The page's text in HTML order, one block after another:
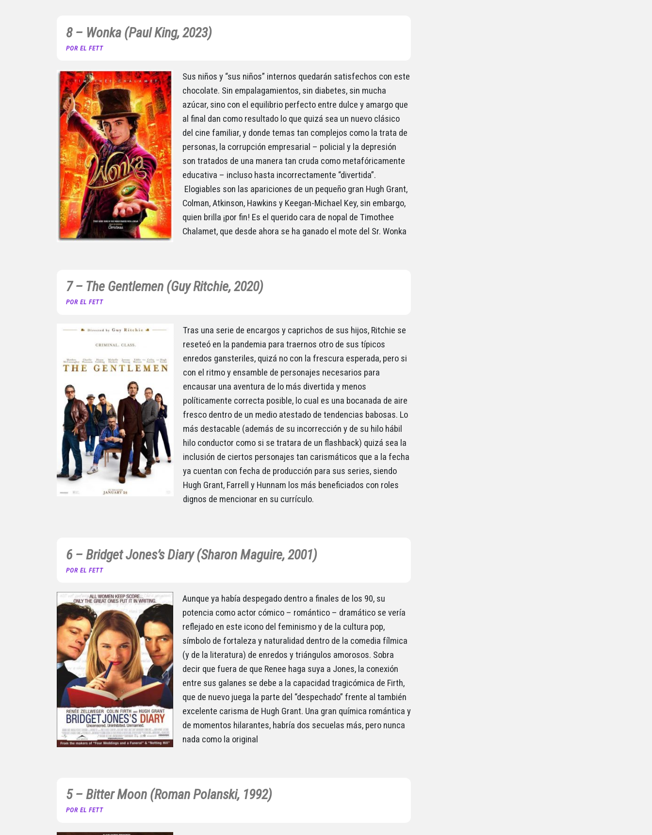
8 – Wonka (Paul King, 2023)
POR EL FETT
Sus niños y “sus niños” internos quedarán satisfechos con este
chocolate. Sin empalagamientos, sin diabetes, sin mucha
azúcar, sino con el equilibrio perfecto entre dulce y amargo que
al final dan como resultado lo que quizá sea un nuevo clásico
del cine familiar, y donde temas tan complejos como la trata de
personas, la corrupción empresarial – policial y la depresión
son tratados de una manera tan cruda como metafóricamente
educativa – incluso hasta incorrectamente “divertida”.
Elogiables son las apariciones de un pequeño gran Hugh Grant,
Colman, Atkinson, Hawkins y Keegan-Michael Key, sin embargo,
quien brilla ¡por fin! Es el querido cara de nopal de Timothee
Chalamet, que desde ahora se ha ganado el mote del Sr. Wonka
7 – The Gentlemen (Guy Ritchie, 2020)
POR EL FETT
Tras una serie de encargos y caprichos de sus hijos, Ritchie se
reseteó en la pandemia para traernos otro de sus típicos
enredos gansteriles, quizá no con la frescura esperada, pero si
con el ritmo y ensamble de personajes necesarios para
encausar una aventura de lo más divertida y menos
políticamente correcta posible, lo cual es una bocanada de aire
fresco dentro de un medio atestado de tendencias babosas. Lo
más destacable (además de su incorrección y de su hilo hábil
hilo conductor como si se tratara de un flashback) quizá sea la
inclusión de ciertos personajes tan carismáticos que a la fecha
ya cuentan con fecha de producción para sus series, siendo
Hugh Grant, Farrell y Hunnam los más beneficiados con roles
dignos de mencionar en su currículo.
6 – Bridget Jones’s Diary (Sharon Maguire, 2001)
POR EL FETT
Aunque ya había despegado dentro a finales de los 90, su
potencia como actor cómico – romántico – dramático se vería
reflejado en este icono del feminismo y de la cultura pop,
símbolo de fortaleza y naturalidad dentro de la comedia fílmica
(y de la literatura) de enredos y triángulos amorosos. Sobra
decir que fuera de que Renee haga suya a Jones, la conexión
entre sus galanes se debe a la capacidad tragicómica de Firth,
que de nuevo juega la parte del “despechado” frente al también
excelente carisma de Hugh Grant. Una gran química romántica y
de momentos hilarantes, habría dos secuelas más, pero nunca
nada como la original
5 – Bitter Moon (Roman Polanski, 1992)
POR EL FETT